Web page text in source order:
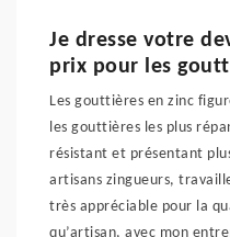
Je dresse votre
prix pour les
Les gouttières en zinc
les gouttières les plus
résistant et présentant
artisans zingueurs,
très appréciable pour la
qu’artisan, avec mon